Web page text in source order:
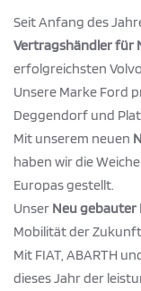
Seit Anfang des
Vertragshändler für
erfolgreichsten
Unsere Marke Ford
Deggendorf und
Mit unserem neuen
haben wir die
Europas gestellt.
Unser Neu gebauter
Mobilität der
Mit FIAT, ABARTH
dieses Jahr der